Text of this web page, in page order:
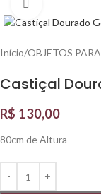
Início OBJETOS
Castiçal
R$ 130,00
80cm de Altura